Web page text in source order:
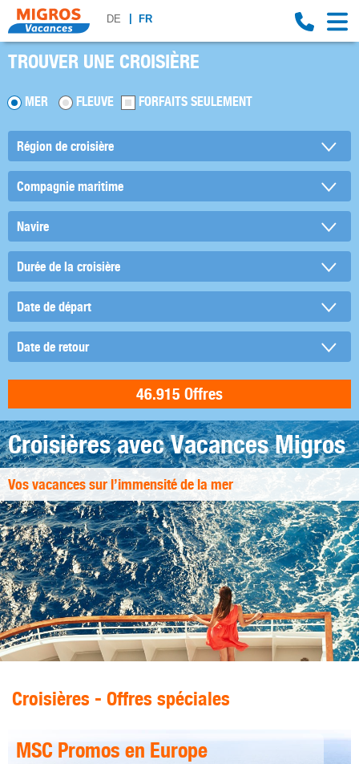
DE FR
TROUVER UNE CROISIÈRE
MER FLEUVE FORFAITS SEULEMENT
Croisières avec Vacances Migros
Vos vacances sur l’immensité de la mer
Croisières - Offres spéciales
MSC Promos en Europe